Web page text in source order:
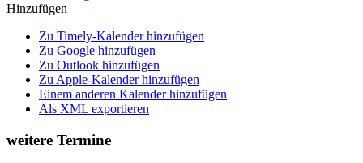
Hinzufügen
Zu Timely-Kalender hinzufügen
Zu Google hinzufügen
Zu Outlook hinzufügen
Zu Apple-Kalender hinzufügen
Einem anderen Kalender hinzufügen
Als XML exportieren
weitere Termine